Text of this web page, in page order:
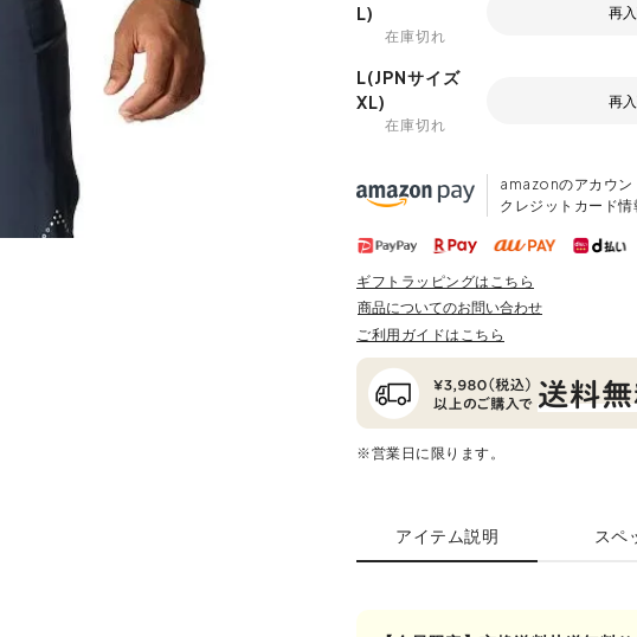
L)
在庫切れ
再
L(JPNサイズ
XL)
在庫切れ
再
amazonのアカウン
クレジットカード情
ギフトラッピングはこちら
商品についてのお問い合わせ
ご利用ガイドはこちら
※営業日に限ります。
アイテム説明 スペ